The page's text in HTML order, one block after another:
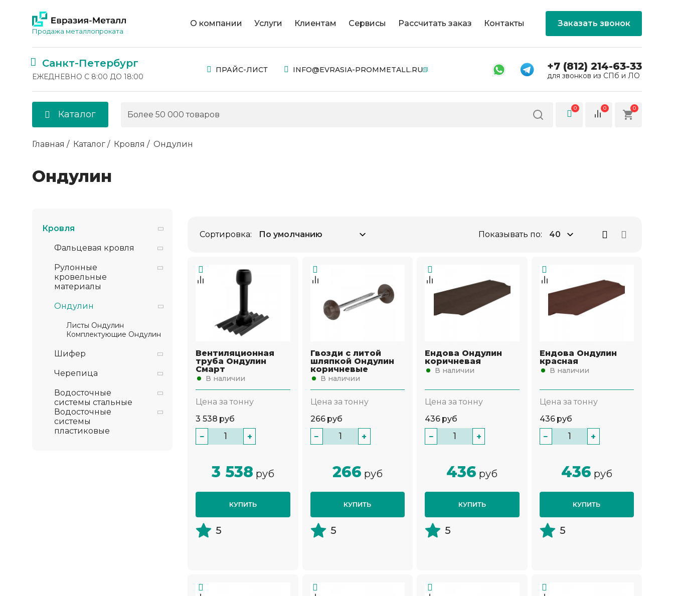
Продажа металлопроката
О компании Услуги Клиентам Сервисы Рассчитать заказ Контакты Заказать звонок
Санкт-Петербург
ЕЖЕДНЕВНО С 8:00 ДО 18:00
ПРАЙС-ЛИСТ INFO@EVRASIA-PROMMETALL.RU +7 (812) 214-63-33
для звонков из СПб и ЛО
Каталог
0 0 0
Главная Каталог Кровля Ондулин
Ондулин
Кровля
Фальцевая кровля
Рулонные
кровельные
материалы
Ондулин
Листы Ондулин
Комплектующие Ондулин
Шифер
Черепица
Водосточные
системы стальные
Водосточные
системы
пластиковые
Сортировка: Показывать по:
Вентиляционная
труба Ондулин
Смарт
В наличии
Цена за тонну
3 538 руб
−
+
3 538 руб
КУПИТЬ
5
Гвозди с литой
шляпкой Ондулин
коричневые
В наличии
Цена за тонну
266 руб
−
+
266 руб
КУПИТЬ
5
Ендова Ондулин
коричневая
В наличии
Цена за тонну
436 руб
−
+
436 руб
КУПИТЬ
5
Ендова Ондулин
красная
В наличии
Цена за тонну
436 руб
−
+
436 руб
КУПИТЬ
5